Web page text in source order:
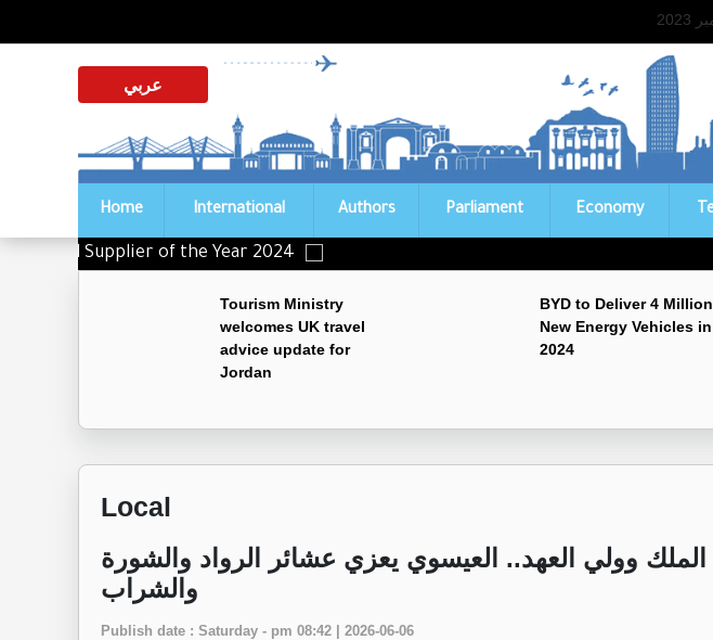
عربي
Home International Authors Parliament Economy
Supplier of the Year 2024
Tourism Ministry
welcomes UK travel
advice update for
Jordan
BYD to Deliver 4 Million
New Energy Vehicles in
2024
Local
الملك وولي العهد.. العيسوي يعزي عشائر الرواد والشورة
والشراب
Publish date : Saturday - pm 08:42 | 2026-06-06